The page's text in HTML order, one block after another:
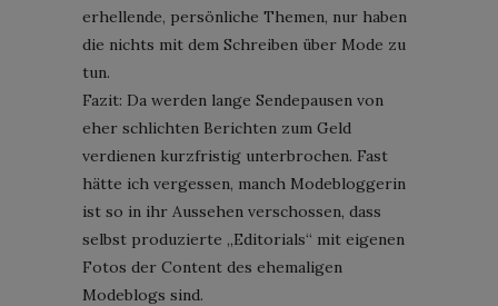
erhellende, persönliche Themen, nur haben
die nichts mit dem Schreiben über Mode zu
tun.
Fazit: Da werden lange Sendepausen von
eher schlichten Berichten zum Geld
verdienen kurzfristig unterbrochen. Fast
hätte ich vergessen, manch Modebloggerin
ist so in ihr Aussehen verschossen, dass
selbst produzierte „Editorials“ mit eigenen
Fotos der Content des ehemaligen
Modeblogs sind.